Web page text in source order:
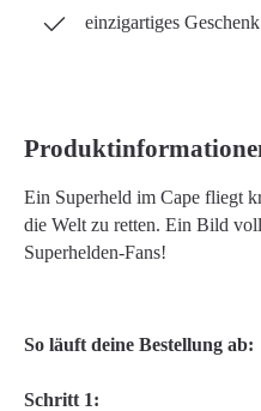
einzigartiges Geschenk
Ein Superheld im Cape fliegt
die Welt zu retten. Ein Bild
Superhelden-Fans!
So läuft deine Bestellung ab:
Schritt 1: